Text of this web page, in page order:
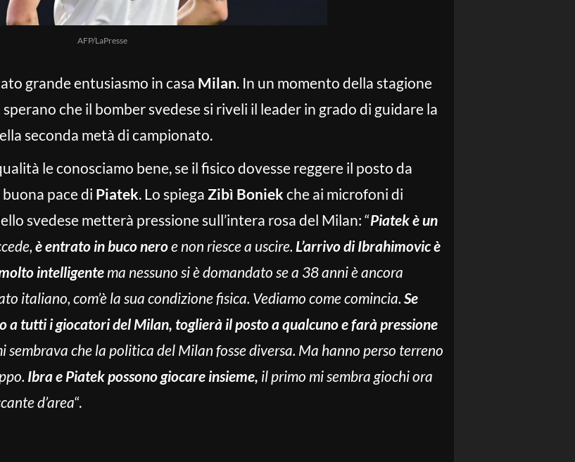
AFP/LaPresse
grande entusiasmo in casa Milan. In un momento della stagione
che il bomber svedese si riveli il leader in grado di guidare la
seconda metà di campionato.
le conosciamo bene, se il fisico dovesse reggere il posto da
pace di Piatek. Lo spiega Zibì Boniek che ai microfoni di
svedese metterà pressione sull’intera rosa del Milan: “Piatek è un
è entrato in buco neroe non riesce a uscire. L’arrivo di Ibrahimovic è
intelligente ma nessuno si è domandato se a 38 anni è ancora
italiano, com’è la sua condizione fisica. Vediamo come comincia.Se
a tutti i giocatori del Milan, toglierà il posto a qualcuno e farà pressione
sembrava che la politica del Milan fosse diversa. Ma hanno perso terreno
Ibra e Piatek possono giocare insieme, il primo mi sembra giochi ora
d’area“.